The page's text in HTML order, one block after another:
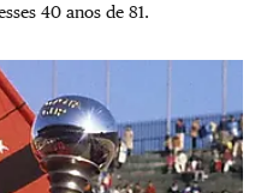
40 anos de 81.